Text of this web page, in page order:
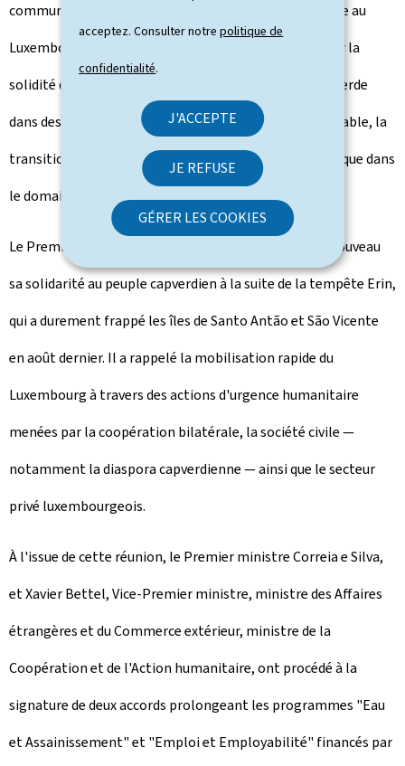
acceptez. Consulter notrepolitique de
confidentialité.
J'ACCEPTE
JE REFUSE
GÉRER LES COOKIES
communauté capverdienne dynamique et bien intégrée au
Luxembourg. La rencontre a aussi permis de réaffirmer la
solidité du partenariat entre le Luxembourg et Cabo Verde
dans des domaines clés tels que le développement durable, la
transition énergétique, l'éducation et la culture, ainsi que dans
le domaine de la défense.
Le Premier ministre Frieden a également exprimé à nouveau
sa solidarité au peuple capverdien à la suite de la tempête Erin,
qui a durement frappé les îles de Santo Antão et São Vicente
en août dernier. Il a rappelé la mobilisation rapide du
Luxembourg à travers des actions d'urgence humanitaire
menées par la coopération bilatérale, la société civile —
notamment la diaspora capverdienne — ainsi que le secteur
privé luxembourgeois.
À l'issue de cette réunion, le Premier ministre Correia e Silva,
et Xavier Bettel, Vice-Premier ministre, ministre des Affaires
étrangères et du Commerce extérieur, ministre de la
Coopération et de l'Action humanitaire, ont procédé à la
signature de deux accords prolongeant les programmes "Eau
et Assainissement" et "Emploi et Employabilité" financés par